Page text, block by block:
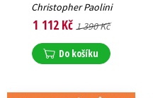
Christopher Paolini
1 112 Kč 1 390 Kč
Do košíku